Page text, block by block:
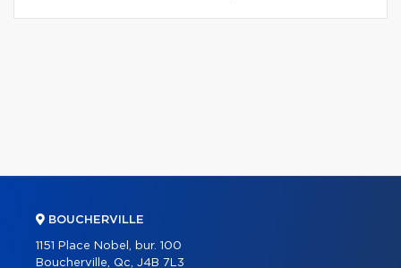
BOUCHERVILLE
1151 Place Nobel, bur. 100
Boucherville, Qc, J4B 7L3